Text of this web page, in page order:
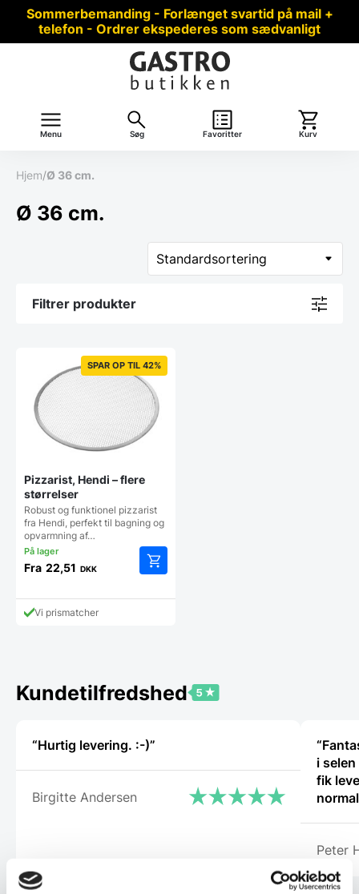
Sommerbemanding - Forlænget svartid på mail +
telefon - Ordrer ekspederes som sædvanligt
Menu Søg Favoritter Kurv
Hjem/Ø 36 cm.
Ø 36 cm.
Filtrer produkter
SPAR OP TIL 42%
Pizzarist, Hendi – flere
størrelser
Robust og funktionel pizzarist
fra Hendi, perfekt til bagning og
opvarmning af…
Fra 22,51 DKK
vare
vælges
på
Vi prismatcher
Kundetilfredshed
“Hurtig levering. :-)”
Birgitte Andersen
i
fik
Peter